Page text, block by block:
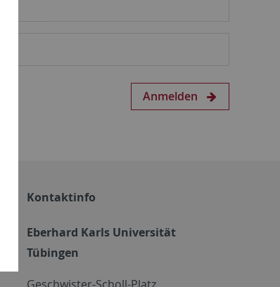
Anmelden
Kontaktinfo
Eberhard Karls Universität
Tübingen